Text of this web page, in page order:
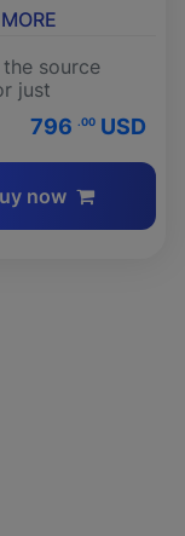
source
just
796 .00 USD
now